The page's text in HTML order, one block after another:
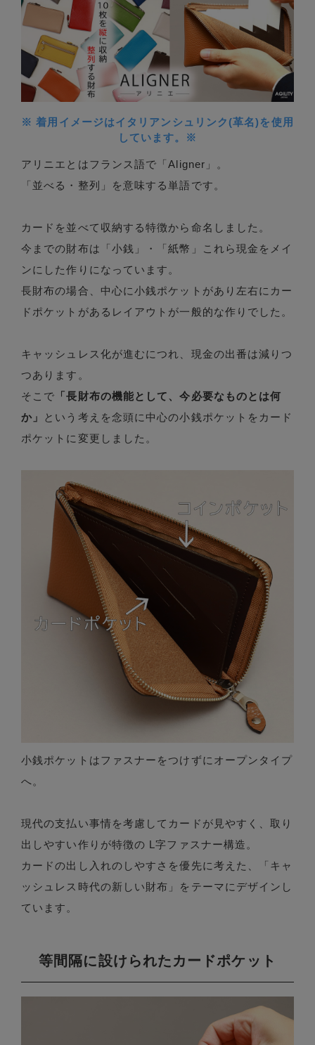
※ 着用イメージはイタリアンシュリンク(革名)を使用
しています。※
アリニエとはフランス語で「Aligner」。
「並べる・整列」を意味する単語です。
カードを並べて収納する特徴から命名しました。
今までの財布は「小銭」・「紙幣」これら現金をメイ
ンにした作りになっています。
長財布の場合、中心に小銭ポケットがあり左右にカー
ドポケットがあるレイアウトが一般的な作りでした。
キャッシュレス化が進むにつれ、現金の出番は減りつ
つあります。
そこで 「長財布の機能として、今必要なものとは何
か」
という考えを念頭に中心の小銭ポケットをカード
ポケットに変更しました。
小銭ポケットはファスナーをつけずにオープンタイプ
へ。
現代の支払い事情を考慮してカードが見やすく、取り
出しやすい作りが特徴の L字ファスナー構造。
カードの出し入れのしやすさを優先に考えた、「キャ
ッシュレス時代の新しい財布」をテーマにデザインし
ています。
等間隔に設けられたカードポケット